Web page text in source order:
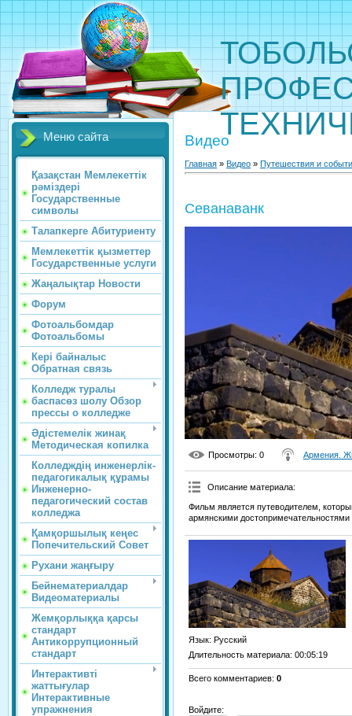
Меню сайта
Қазақстан Мемлекеттік
рәміздері
Государственные
символы
Талапкерге Абитуриенту
Мемлекеттік қызметтер
Государственные услуги
Жаңалықтар Новости
Форум
Фотоальбомдар
Фотоальбомы
Кері байналыс
Обратная связь
Колледж туралы
баспасөз шолу Обзор
прессы о колледже
Әдістемелік жинақ
Методическая копилка
Колледждің инженерлік-
педагогикалық құрамы
Инженерно-
педагогический состав
колледжа
Қамқоршылық кеңес
Попечительский Совет
Рухани жаңғыру
Бейнематериалдар
Видеоматериалы
Жемқорлыққа қарсы
стандарт
Антикоррупционный
стандарт
Интерактивті
жаттығулар
Интерактивные
упражнения
Видео
Главная » Видео » Путешествия и
Севанаванк
Просмотры: 0 Армения.
Описание материала:
Фильм является путеводителем,
армянскими
Язык: Русский
Длительность материала: 00:05:19
Всего комментариев: 0
Войдите: